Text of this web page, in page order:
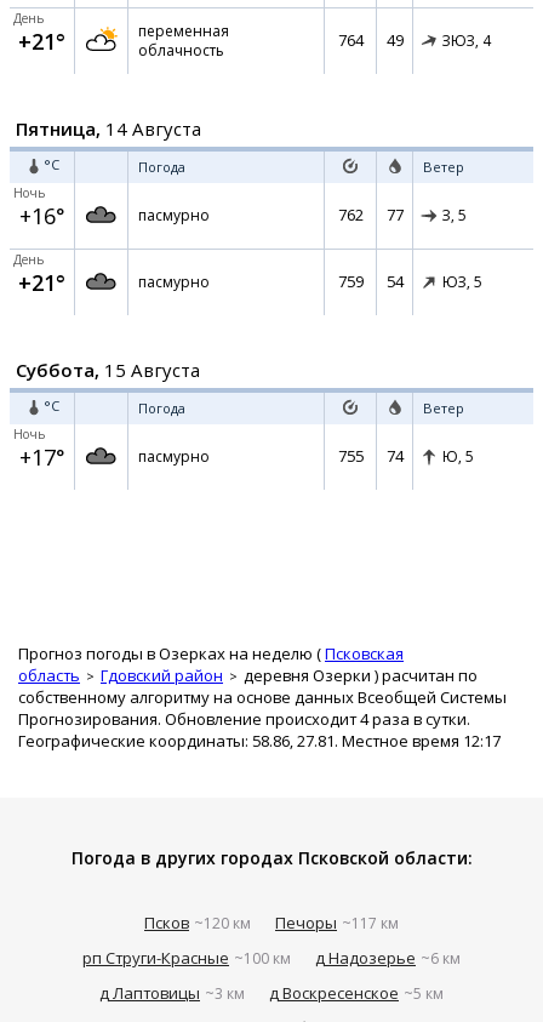
День
+21°
переменная
облачность
764 49 ЗЮЗ, 4
Пятница, 14 Августа
°C Погода Ветер
Ночь
+16° пасмурно 762 77 З, 5
День
+21° пасмурно 759 54 ЮЗ, 5
Суббота, 15 Августа
°C Погода Ветер
Ночь
+17° пасмурно 755 74 Ю, 5
Прогноз погоды в Озерках на неделю (Псковская
область
Гдовский район деревня Озерки ) расчитан по
собственному алгоритму на основе данных Всеобщей Системы
Прогнозирования. Обновление происходит 4 раза в сутки.
Географические координаты: 58.86, 27.81. Местное время 12:17
Погода в других городах Псковской области:
Псков ~120 км Печоры ~117 км
рп Струги-Красные ~100 км д Надозерье ~6 км
д Лаптовицы ~3 км д Воскресенское ~5 км